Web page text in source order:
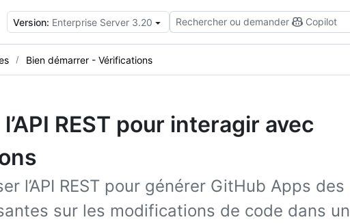
Version: Enterprise Server 3.20 Rechercher ou demander Copilot
Bien démarrer - Vérifications
REST pour interagir avec
l’API REST pour générer GitHub Apps des
sur les modifications de code dans un